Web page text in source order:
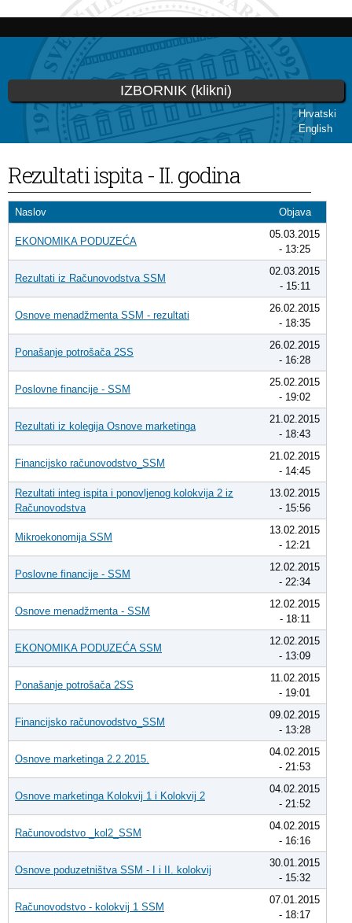
Skoči
glavni
sadržaj
Hrvatski
English
IZBORNIK (klikni)
Vi ste ovdje
Rezultati ispita - II. godina
Naslov Objava
EKONOMIKA PODUZEĆA
05.03.2015
- 13:25
Rezultati iz Računovodstva SSM
02.03.2015
- 15:11
Osnove menadžmenta SSM - rezultati
26.02.2015
- 18:35
Ponašanje potrošača 2SS
26.02.2015
- 16:28
Poslovne financije - SSM
25.02.2015
- 19:02
Rezultati iz kolegija Osnove marketinga
21.02.2015
- 18:43
Financijsko računovodstvo_SSM
21.02.2015
- 14:45
Rezultati integ ispita i ponovljenog kolokvija 2 iz
Računovodstva
13.02.2015
- 15:56
Mikroekonomija SSM
13.02.2015
- 12:21
Poslovne financije - SSM
12.02.2015
- 22:34
Osnove menadžmenta - SSM
12.02.2015
- 18:11
EKONOMIKA PODUZEĆA SSM
12.02.2015
- 13:09
Ponašanje potrošača 2SS
11.02.2015
- 19:01
Financijsko računovodstvo_SSM
09.02.2015
- 13:28
Osnove marketinga 2.2.2015.
04.02.2015
- 21:53
Osnove marketinga Kolokvij 1 i Kolokvij 2
04.02.2015
- 21:52
Računovodstvo _kol2_SSM
04.02.2015
- 16:16
Osnove poduzetništva SSM - I i II. kolokvij
30.01.2015
- 15:32
Računovodstvo - kolokvij 1 SSM
07.01.2015
- 18:17